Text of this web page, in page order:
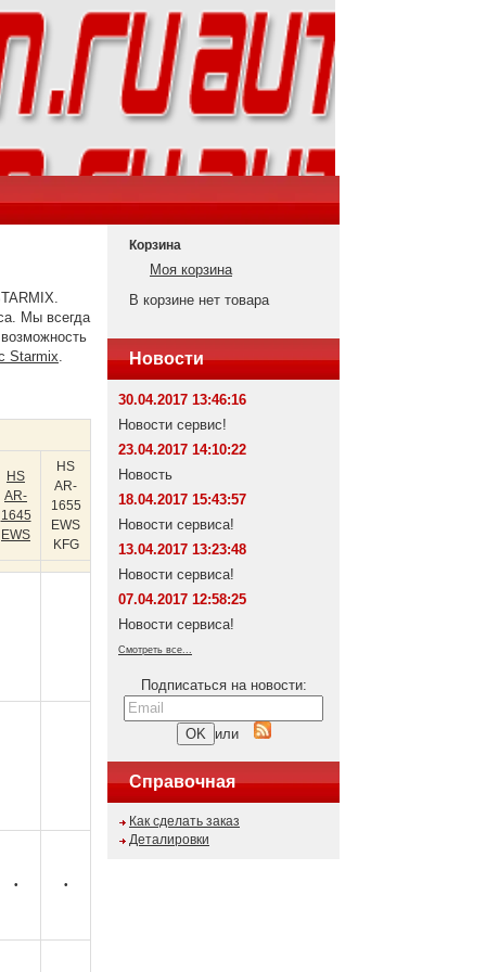
Мы всегда
Starmix.
HS
AR-
1645
EWS
HS
AR-
1655
EWS
KFG
• •
Корзина
Моя корзина
В корзине нет товара
Новости
30.04.2017 13:46:16
Новости сервис!
23.04.2017 14:10:22
Новость
18.04.2017 15:43:57
Новости сервиса!
13.04.2017 13:23:48
Новости сервиса!
07.04.2017 12:58:25
Новости сервиса!
Смотреть все...
Подписаться на новости:
или
Справочная
Как сделать заказ
Деталировки